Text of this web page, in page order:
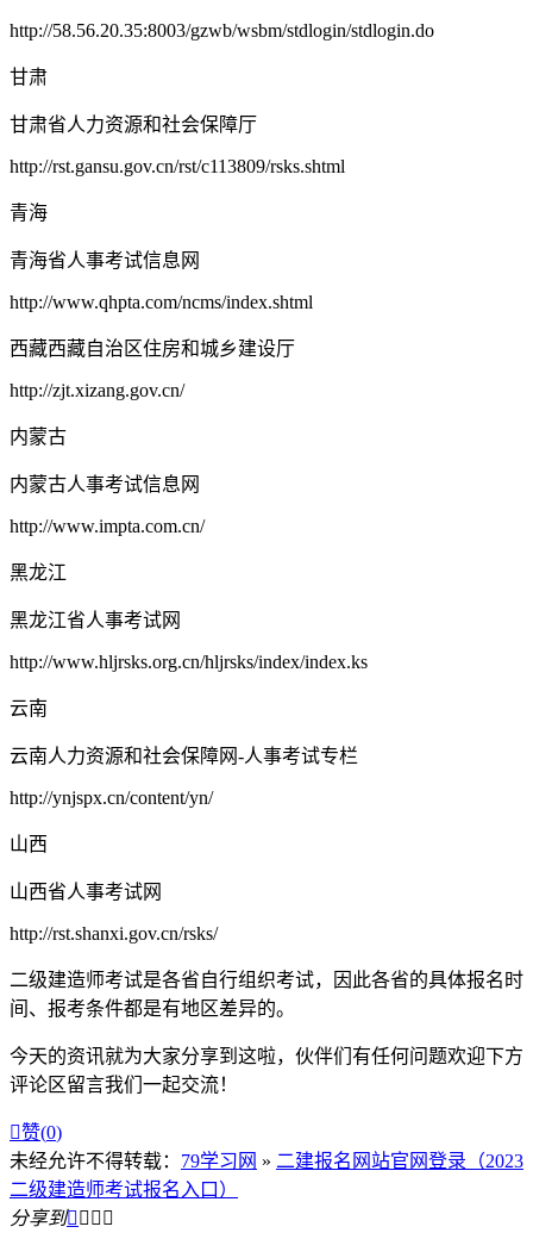
http://58.56.20.35:8003/gzwb/wsbm/stdlogin/stdlogin.do
甘肃
甘肃省人力资源和社会保障厅
http://rst.gansu.gov.cn/rst/c113809/rsks.shtml
青海
青海省人事考试信息网
http://www.qhpta.com/ncms/index.shtml
西藏西藏自治区住房和城乡建设厅
http://zjt.xizang.gov.cn/
内蒙古
内蒙古人事考试信息网
http://www.impta.com.cn/
黑龙江
黑龙江省人事考试网
http://www.hljrsks.org.cn/hljrsks/index/index.ks
云南
云南人力资源和社会保障网-人事考试专栏
http://ynjspx.cn/content/yn/
山西
山西省人事考试网
http://rst.shanxi.gov.cn/rsks/
二级建造师考试是各省自行组织考试，因此各省的具体报名时
间、报考条件都是有地区差异的。
今天的资讯就为大家分享到这啦，伙伴们有任何问题欢迎下方
评论区留言我们一起交流！
赞(0)
未经允许不得转载： 79学习网 » 二建报名网站官网登录（2023
二级建造师考试报名入口）
分享到   